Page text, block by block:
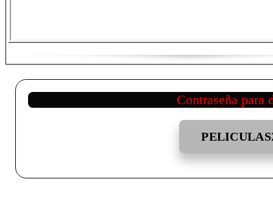
Contraseña para